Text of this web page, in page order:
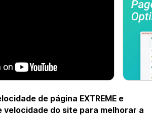
de página EXTREME e
velocidade do site para melhorar a